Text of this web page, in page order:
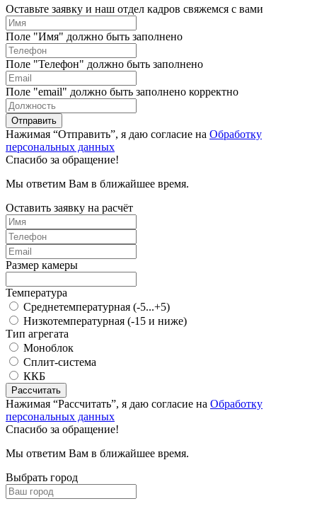
Оставьте заявку и наш отдел кадров свяжемся с вами
Поле "Имя" должно быть заполнено
Поле "Телефон" должно быть заполнено
Поле "email" должно быть заполнено корректно
Отправить
Нажимая “Отправить”, я даю согласие на Обработку
персональных данных
Спасибо за обращение!
Мы ответим Вам в ближайшее время.
Оставить заявку на расчёт
Размер камеры
Температура
Среднетемпературная (-5...+5)
Низкотемпературная (-15 и ниже)
Тип агрегата
Моноблок
Сплит-система
ККБ
Рассчитать
Нажимая “Рассчитать”, я даю согласие на Обработку
персональных данных
Спасибо за обращение!
Мы ответим Вам в ближайшее время.
Выбрать город